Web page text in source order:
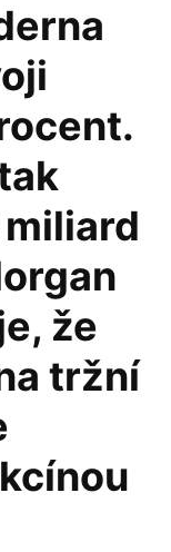
že
tržní